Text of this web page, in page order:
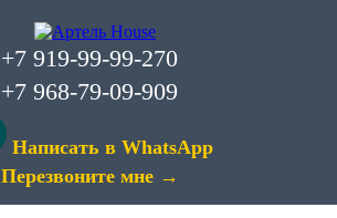
+7 919-99-99-270
+7 968-79-09-909
Написать в WhatsApp
Перезвоните мне →